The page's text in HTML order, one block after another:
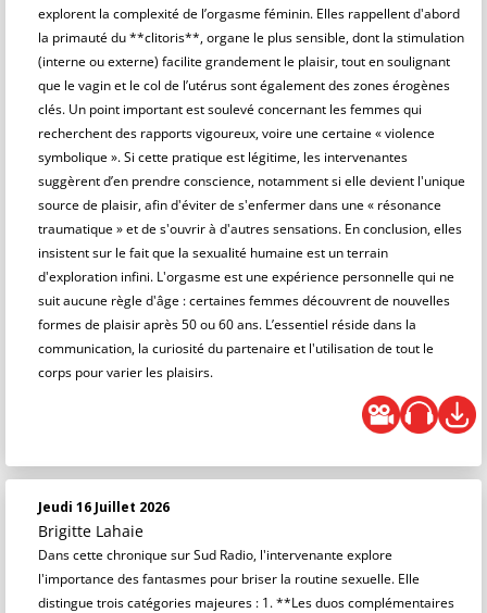
explorent la complexité de l’orgasme féminin. Elles rappellent d'abord
la primauté du **clitoris**, organe le plus sensible, dont la stimulation
(interne ou externe) facilite grandement le plaisir, tout en soulignant
que le vagin et le col de l’utérus sont également des zones érogènes
clés. Un point important est soulevé concernant les femmes qui
recherchent des rapports vigoureux, voire une certaine « violence
symbolique ». Si cette pratique est légitime, les intervenantes
suggèrent d’en prendre conscience, notamment si elle devient l'unique
source de plaisir, afin d'éviter de s'enfermer dans une « résonance
traumatique » et de s'ouvrir à d'autres sensations. En conclusion, elles
insistent sur le fait que la sexualité humaine est un terrain
d'exploration infini. L'orgasme est une expérience personnelle qui ne
suit aucune règle d'âge : certaines femmes découvrent de nouvelles
formes de plaisir après 50 ou 60 ans. L’essentiel réside dans la
communication, la curiosité du partenaire et l'utilisation de tout le
corps pour varier les plaisirs.
Jeudi 16 Juillet 2026
Brigitte Lahaie
Dans cette chronique sur Sud Radio, l'intervenante explore
l'importance des fantasmes pour briser la routine sexuelle. Elle
distingue trois catégories majeures : 1. **Les duos complémentaires